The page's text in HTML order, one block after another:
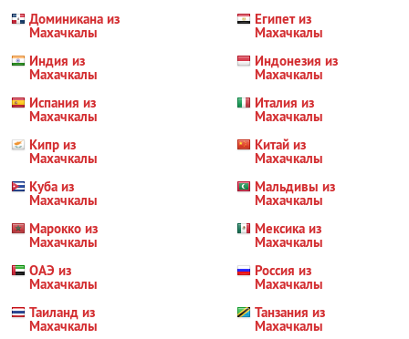
Доминикана из
Махачкалы
Египет из
Махачкалы
Индия из
Махачкалы
Индонезия из
Махачкалы
Испания из
Махачкалы
Италия из
Махачкалы
Кипр из
Махачкалы
Китай из
Махачкалы
Куба из
Махачкалы
Мальдивы из
Махачкалы
Марокко из
Махачкалы
Мексика из
Махачкалы
ОАЭ из
Махачкалы
Россия из
Махачкалы
Таиланд из
Махачкалы
Танзания из
Махачкалы